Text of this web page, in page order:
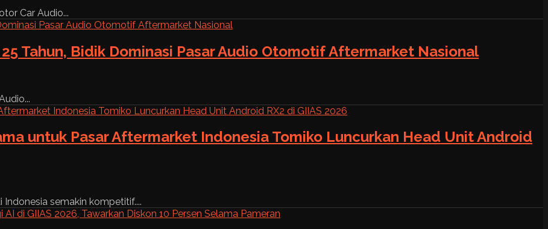
Car Audio...
Tahun, Bidik Dominasi Pasar Audio Otomotif Aftermarket Nasional
untuk Pasar Aftermarket Indonesia Tomiko Luncurkan Head Unit Android
semakin kompetitif....